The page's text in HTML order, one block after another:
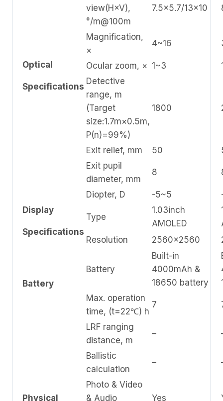
Optical
Specifications
view(H×V),
°/m@100m
7.5×5.7/13×10
Magnification,
×
4~16
Ocular zoom, × 1~3
Detective
range, m
(Target
size:1.7m×0.5m,
P(n)=99%)
1800
Exit relief, mm 50
Exit pupil
diameter, mm
8
Diopter, D -5~5
Display
Specifications
Type
1.03inch
AMOLED
Resolution
2560×2560
Battery
Battery
Built-in
4000mAh &
18650 battery
Max. operation
time, (t=22℃) h
7
Physical
LRF ranging
distance, m
–
Ballistic
calculation
–
Photo & Video
& Audio
Yes